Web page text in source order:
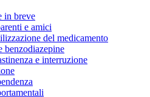
in breve
e amici
del medicamento
benzodiazepine
e interruzione